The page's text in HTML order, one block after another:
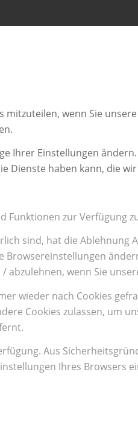
wenn Sie
Ihrer Einstellungen ändern.
Dienste haben kann, die
Funktionen zur Verfügung
sind, hat die Ablehnung
Browsereinstellungen
abzulehnen, wenn Sie
wieder nach Cookies
Cookies zulassen, um
Aus
Ihres Browsers